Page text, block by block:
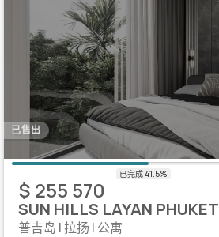
已售出
$ 255 570
SUN HILLS LAYAN PHUKET
普吉岛 | 拉扬 | 公寓